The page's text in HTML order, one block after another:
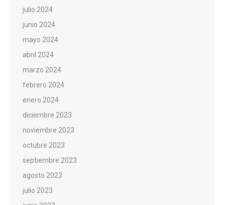
julio 2024
junio 2024
mayo 2024
abril 2024
marzo 2024
febrero 2024
enero 2024
diciembre 2023
noviembre 2023
octubre 2023
septiembre 2023
agosto 2023
julio 2023